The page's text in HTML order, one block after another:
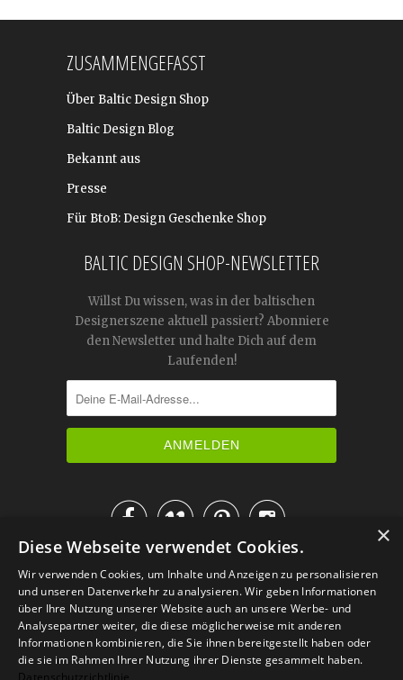
ZUSAMMENGEFASST
Über Baltic Design Shop
Baltic Design Blog
Bekannt aus
Presse
Für BtoB: Design Geschenke Shop
BALTIC DESIGN SHOP-NEWSLETTER
Willst Du wissen, was in der baltischen
Designerszene aktuell passiert? Abonniere
den Newsletter und halte Dich auf dem
Laufenden!

IM KATALOG BLÄTTERN
×
Diese Webseite verwendet Cookies.
Wir verwenden Cookies, um Inhalte und Anzeigen zu personalisieren
und unseren Datenverkehr zu analysieren. Wir geben Informationen
über Ihre Nutzung unserer Website auch an unsere Werbe- und
Analysepartner weiter, die diese möglicherweise mit anderen
Informationen kombinieren, die Sie ihnen bereitgestellt haben oder
die sie im Rahmen Ihrer Nutzung ihrer Dienste gesammelt haben.
Datenschutzrichtlinie